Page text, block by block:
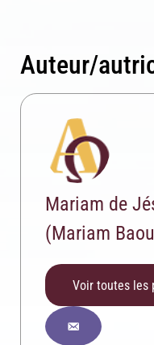
Auteur/
Mariam de
(Mariam
Voir toutes les
Inscription
veuillez indiquer ci-
S'inscrire
Se désinscrire